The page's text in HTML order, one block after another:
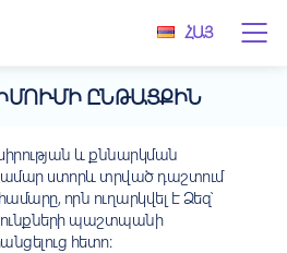
ՀԱՅ
ԸՆԹԱՑՔԻՆ
և քննարկման
ստորև տրված դաշտում
որն ուղարկվել է Ձեզ՝
պաշտպանի
հետո: